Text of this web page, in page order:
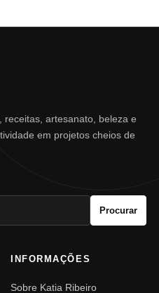
receitas, artesanato, beleza e
em projetos cheios de
Procurar
INFORMAÇÕES
Sobre Katia Ribeiro